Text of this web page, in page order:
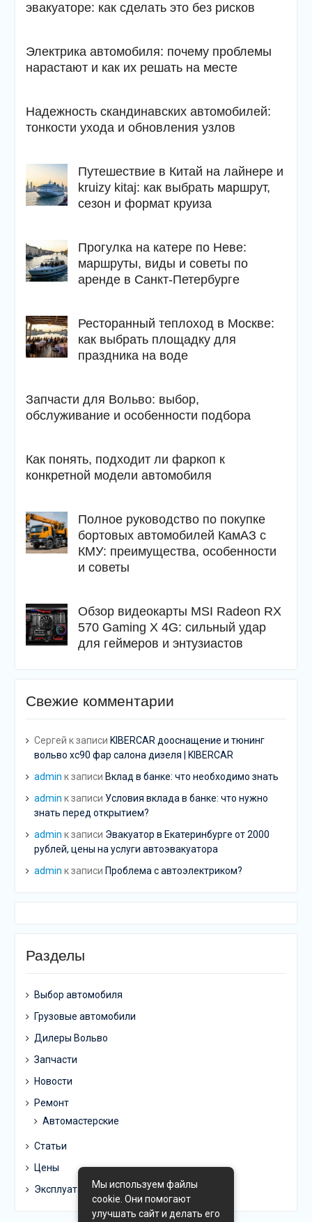
эвакуаторе: как сделать это без рисков
Электрика автомобиля: почему проблемы
нарастают и как их решать на месте
Надежность скандинавских автомобилей:
тонкости ухода и обновления узлов
Путешествие в Китай на лайнере и
kruizy kitaj: как выбрать маршрут,
сезон и формат круиза
Прогулка на катере по Неве:
маршруты, виды и советы по
аренде в Санкт-Петербурге
Ресторанный теплоход в Москве:
как выбрать площадку для
праздника на воде
Запчасти для Вольво: выбор,
обслуживание и особенности подбора
Как понять, подходит ли фаркоп к
конкретной модели автомобиля
Полное руководство по покупке
бортовых автомобилей КамАЗ с
КМУ: преимущества, особенности
и советы
Обзор видеокарты MSI Radeon RX
570 Gaming X 4G: сильный удар
для геймеров и энтузиастов
Свежие комментарии
Сергей к записи KIBERCAR дооснащение и тюнинг
вольво хс90 фар салона дизеля | KIBERCAR
admin к записи Вклад в банке: что необходимо знать
admin к записи Условия вклада в банке: что нужно
знать перед открытием?
admin к записи Эвакуатор в Екатеринбурге от 2000
рублей, цены на услуги автоэвакуатора
admin к записи Проблема с автоэлектриком?
Разделы
Выбор автомобиля
Грузовые автомобили
Дилеры Вольво
Запчасти
Новости
Ремонт
Автомастерские
Статьи
Цены
ЭксплуатацияМы используем файлы
cookie. Они помогают
улучшать сайт и делать его